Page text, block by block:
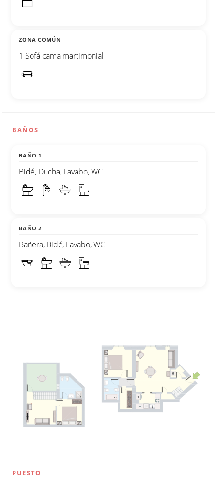
ZONA COMÚN
1 Sofá cama martimonial
BAÑOS
BAÑO 1
Bidé, Ducha, Lavabo, WC
BAÑO 2
Bañera, Bidé, Lavabo, WC
PUESTO